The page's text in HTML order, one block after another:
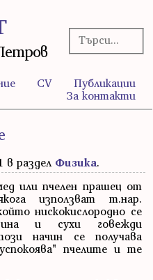
CV
Публикации
За контакти
в раздел Физика.
или пчелен прашец от
използват т.нар.
нискокислородно се
и сухи говежди
начин се получава
пчелите и те